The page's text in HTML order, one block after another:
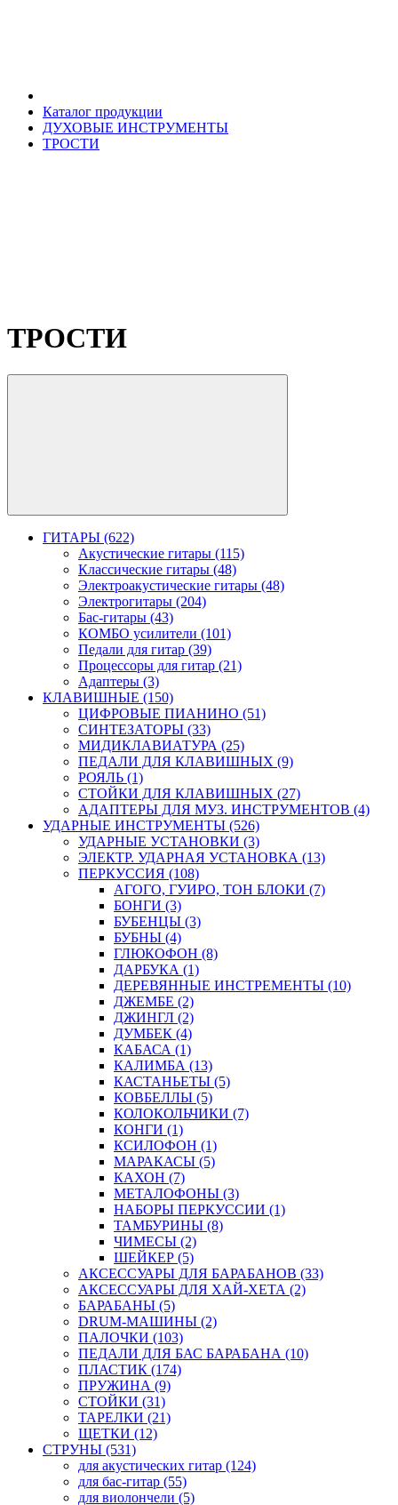
Каталог продукции
ДУХОВЫЕ ИНСТРУМЕНТЫ
ТРОСТИ
ТРОСТИ
ГИТАРЫ (622)
Акустические гитары (115)
Классические гитары (48)
Электроакустические гитары (48)
Электрогитары (204)
Бас-гитары (43)
КОМБО усилители (101)
Педали для гитар (39)
Процессоры для гитар (21)
Адаптеры (3)
КЛАВИШНЫЕ (150)
ЦИФРОВЫЕ ПИАНИНО (51)
СИНТЕЗАТОРЫ (33)
МИДИКЛАВИАТУРА (25)
ПЕДАЛИ ДЛЯ КЛАВИШНЫХ (9)
РОЯЛЬ (1)
СТОЙКИ ДЛЯ КЛАВИШНЫХ (27)
АДАПТЕРЫ ДЛЯ МУЗ. ИНСТРУМЕНТОВ (4)
УДАРНЫЕ ИНСТРУМЕНТЫ (526)
УДАРНЫЕ УСТАНОВКИ (3)
ЭЛЕКТР. УДАРНАЯ УСТАНОВКА (13)
ПЕРКУССИЯ (108)
АГОГО, ГУИРО, ТОН БЛОКИ (7)
БОНГИ (3)
БУБЕНЦЫ (3)
БУБНЫ (4)
ГЛЮКОФОН (8)
ДАРБУКА (1)
ДЕРЕВЯННЫЕ ИНСТРЕМЕНТЫ (10)
ДЖЕМБЕ (2)
ДЖИНГЛ (2)
ДУМБЕК (4)
КАБАСА (1)
КАЛИМБА (13)
КАСТАНЬЕТЫ (5)
КОВБЕЛЛЫ (5)
КОЛОКОЛЬЧИКИ (7)
КОНГИ (1)
КСИЛОФОН (1)
МАРАКАСЫ (5)
КАХОН (7)
МЕТАЛОФОНЫ (3)
НАБОРЫ ПЕРКУССИИ (1)
ТАМБУРИНЫ (8)
ЧИМЕСЫ (2)
ШЕЙКЕР (5)
АКСЕССУАРЫ ДЛЯ БАРАБАНОВ (33)
АКСЕССУАРЫ ДЛЯ ХАЙ-ХЕТА (2)
БАРАБАНЫ (5)
DRUM-МАШИНЫ (2)
ПАЛОЧКИ (103)
ПЕДАЛИ ДЛЯ БАС БАРАБАНА (10)
ПЛАСТИК (174)
ПРУЖИНА (9)
СТОЙКИ (31)
ТАРЕЛКИ (21)
ЩЕТКИ (12)
СТРУНЫ (531)
для акустических гитар (124)
для бас-гитар (55)
для виолончели (5)